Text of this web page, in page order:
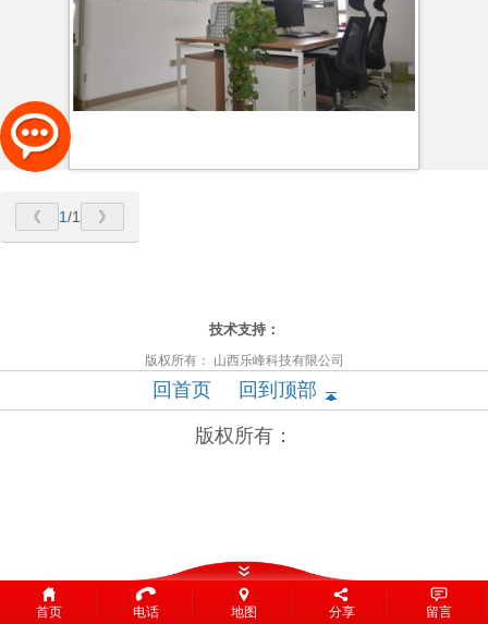
1/1
技术支持：
版权所有： 山西乐峰科技有限公司
回首页 回到顶部
版权所有：
首页 电话 地图 分享 留言